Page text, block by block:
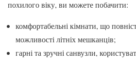
похилого віку, ви можете побачити:
комфортабельні кімнати, що
можливості літніх мешканців;
гарні та зручні санвузли,